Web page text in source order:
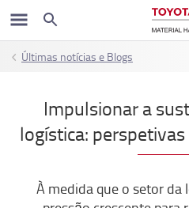
Últimas notícias e Blogs
Impulsionar a
logística:
À medida que o setor